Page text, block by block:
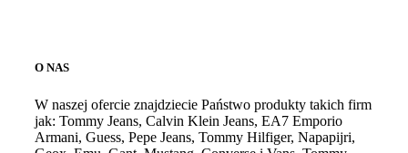
O NAS
W naszej ofercie znajdziecie Państwo produkty takich firm
jak: Tommy Jeans, Calvin Klein Jeans, EA7 Emporio
Armani, Guess, Pepe Jeans, Tommy Hilfiger, Napapijri,